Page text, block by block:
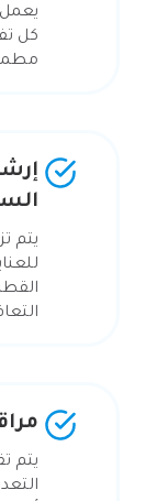
كل
يتم
يتم